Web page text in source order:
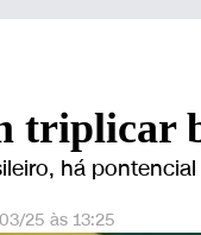
triplicar
há
25 às 13:25